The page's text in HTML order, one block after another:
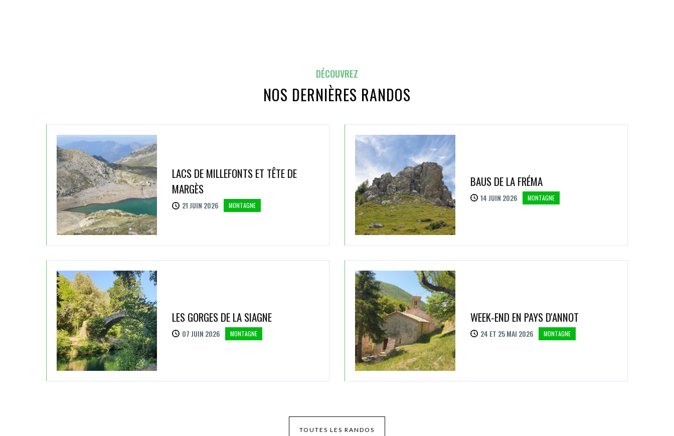
DÉCOUVREZ
NOS DERNIÈRES RANDOS
LACS DE MILLEFONTS ET TÊTE DE
MARGÈS
21 JUIN 2026 MONTAGNE
BAUS DE LA FRÉMA
14 JUIN 2026 MONTAGNE
LES GORGES DE LA SIAGNE
07 JUIN 2026 MONTAGNE
WEEK-END EN PAYS D'ANNOT
24 ET 25 MAI 2026 MONTAGNE
TOUTES LES RANDOS